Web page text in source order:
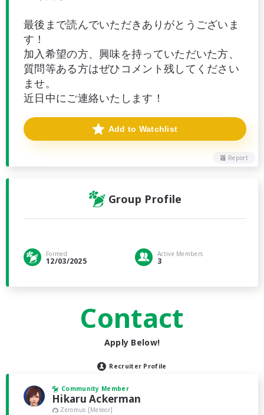
最後まで読んでいただきありがとうございま
す！
加入希望の方、興味を持っていただいた方、
質問等ある方はぜひコメント残してください
ませ。
近日中にご連絡いたします！
Report
Add to Watchlist
Group Profile
Formed
12/03/2025
Active Members
3
Contact
Apply Below!
Recruiter Profile
Community Member
Hikaru Ackerman
Zeromus [Meteor]